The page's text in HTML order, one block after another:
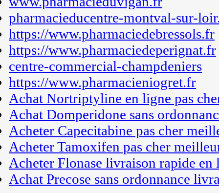
pharmacieducentre-montval-sur-
https://www.pharmaciedebressols.fr
https://www.pharmaciedeperignat.fr
centre-commercial-champdeniers
https://www.pharmacieniogret.fr
Achat Nortriptyline en ligne pas
Achat Domperidone sans
Acheter Capecitabine pas cher
Acheter Tamoxifen pas cher
Acheter Flonase livraison rapide en
Achat Precose sans ordonnance